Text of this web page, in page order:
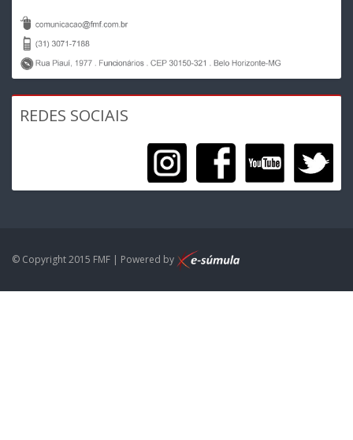
REDES SOCIAIS
© Copyright 2015 FMF | Powered by